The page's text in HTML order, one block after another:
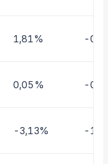
1,81% -
0,05% -
-3,13% -